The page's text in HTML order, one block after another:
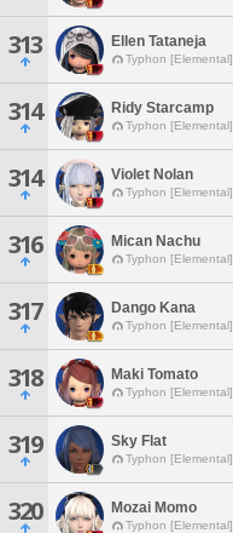
313 Ellen Tataneja
Typhon [Elemental]
314 Ridy Starcamp
Typhon [Elemental]
314 Violet Nolan
Typhon [Elemental]
316 Mican Nachu
Typhon [Elemental]
317 Dango Kana
Typhon [Elemental]
318 Maki Tomato
Typhon [Elemental]
319 Sky Flat
Typhon [Elemental]
320 Mozai Momo
Typhon [Elemental]